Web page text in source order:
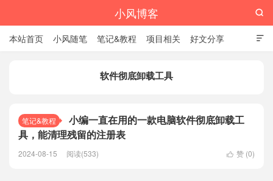
小风博客

本站首页 小风随笔 笔记&教程 项目相关 好文分享

软件彻底卸载工具
笔记&教程
小编一直在用的一款电脑软件彻底卸载工
具，能清理残留的注册表
 赞 (0)
2024-08-15 阅读(533)